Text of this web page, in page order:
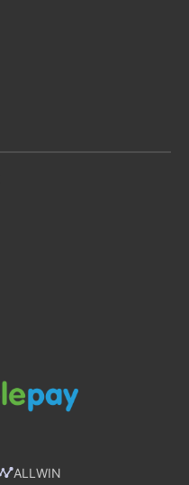
ALLWIN